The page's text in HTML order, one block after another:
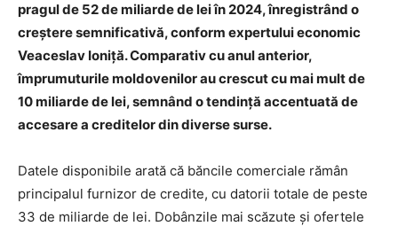
pragul de 52 de miliarde de lei în 2024, înregistrând o
creștere semnificativă, conform expertului economic
Veaceslav Ioniță. Comparativ cu anul anterior,
împrumuturile moldovenilor au crescut cu mai mult de
10 miliarde de lei, semnând o tendință accentuată de
accesare a creditelor din diverse surse.
Datele disponibile arată că băncile comerciale rămân
principalul furnizor de credite, cu datorii totale de peste
33 de miliarde de lei. Dobânzile mai scăzute și ofertele